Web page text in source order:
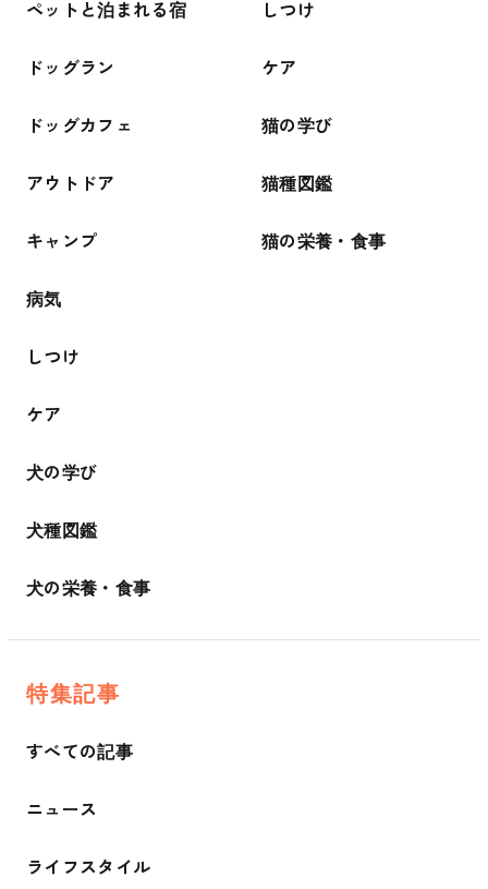
ペットと泊まれる宿
ドッグラン
ドッグカフェ
アウトドア
キャンプ
病気
しつけ
ケア
犬の学び
犬種図鑑
犬の栄養・食事
しつけ
ケア
猫の学び
猫種図鑑
猫の栄養・食事
特集記事
すべての記事
ニュース
ライフスタイル